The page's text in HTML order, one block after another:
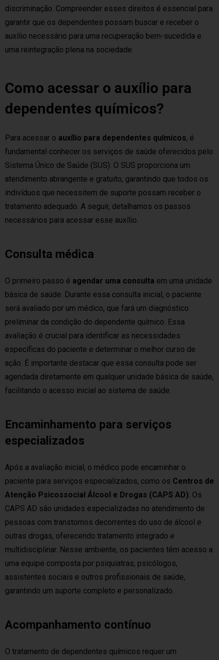
discriminação. Compreender esses direitos é essencial para
garantir que os dependentes possam buscar e receber o
auxílio necessário para uma recuperação bem-sucedida e
uma reintegração plena na sociedade.
Como acessar o auxílio para
dependentes químicos?
Para acessar o auxílio para dependentes químicos, é
fundamental conhecer os serviços de saúde oferecidos pelo
Sistema Único de Saúde (SUS). O SUS proporciona um
atendimento abrangente e gratuito, garantindo que todos os
indivíduos que necessitem de suporte possam receber o
tratamento adequado. A seguir, detalhamos os passos
necessários para acessar esse auxílio.
Consulta médica
O primeiro passo é agendar uma consulta em uma unidade
básica de saúde. Durante essa consulta inicial, o paciente
será avaliado por um médico, que fará um diagnóstico
preliminar da condição do dependente químico. Essa
avaliação é crucial para identificar as necessidades
específicas do paciente e determinar o melhor curso de
ação. É importante destacar que essa consulta pode ser
agendada diretamente em qualquer unidade básica de saúde,
facilitando o acesso inicial ao sistema de saúde.
Encaminhamento para serviços
especializados
Após a avaliação inicial, o médico pode encaminhar o
paciente para serviços especializados, como os Centros de
Atenção Psicossocial Álcool e Drogas (CAPS AD). Os
CAPS AD são unidades especializadas no atendimento de
pessoas com transtornos decorrentes do uso de álcool e
outras drogas, oferecendo tratamento integrado e
multidisciplinar. Nesse ambiente, os pacientes têm acesso a
uma equipe composta por psiquiatras, psicólogos,
assistentes sociais e outros profissionais de saúde,
garantindo um suporte completo e personalizado.
Acompanhamento contínuo
O tratamento de dependentes químicos requer um